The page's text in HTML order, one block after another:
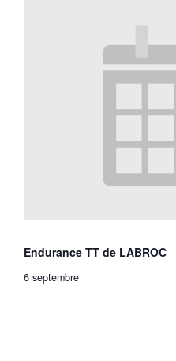
Endurance TT de LABROC
6 septembre